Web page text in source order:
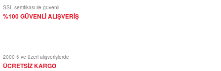
SSL sertifikası ile güvenli
%100 GÜVENLİ ALIŞVERİŞ
2000 ₺ ve üzeri alışverişlerde
ÜCRETSİZ KARGO